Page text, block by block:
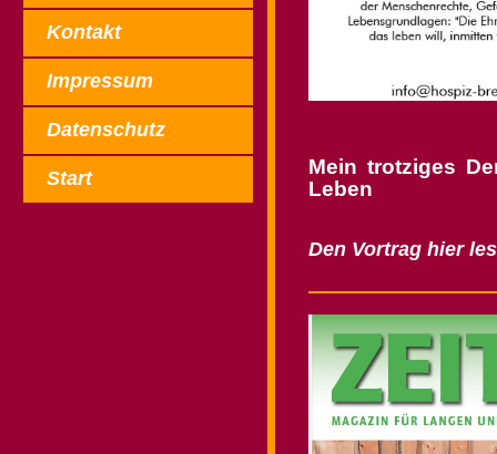
Kontakt
Impressum
Datenschutz
Start
Mein trotziges
Leben
Den Vortrag hier